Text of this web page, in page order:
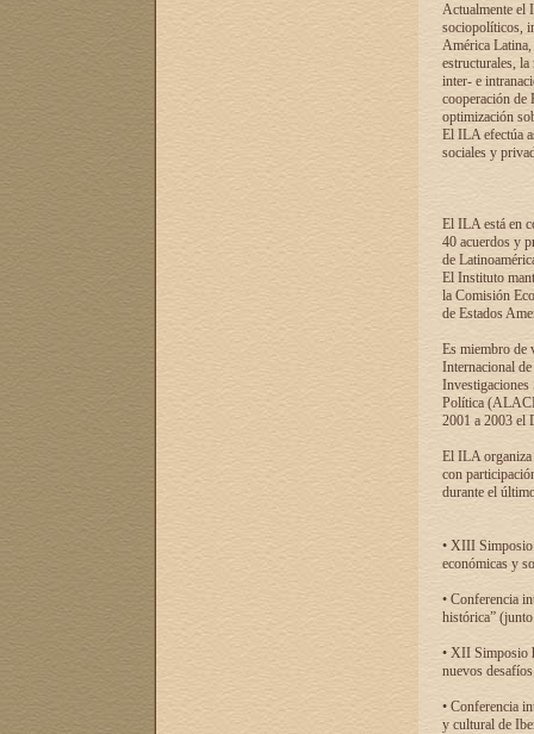
Actualmente el
sociopolíticos,
América Latina,
estructurales,
inter- e
cooperación de
optimización
El ILA efectúa
sociales y
El ILA está en
40 acuerdos y
de
El Instituto
la Comisión
de Estados
Es miembro de
Internacional
Investigaciones
Política
2001 a 2003 el
El ILA organiza
con
durante el
• XIII Simposio
económicas y
• Conferencia
histórica”
• XII Simposio
nuevos
• Conferencia
y cultural de